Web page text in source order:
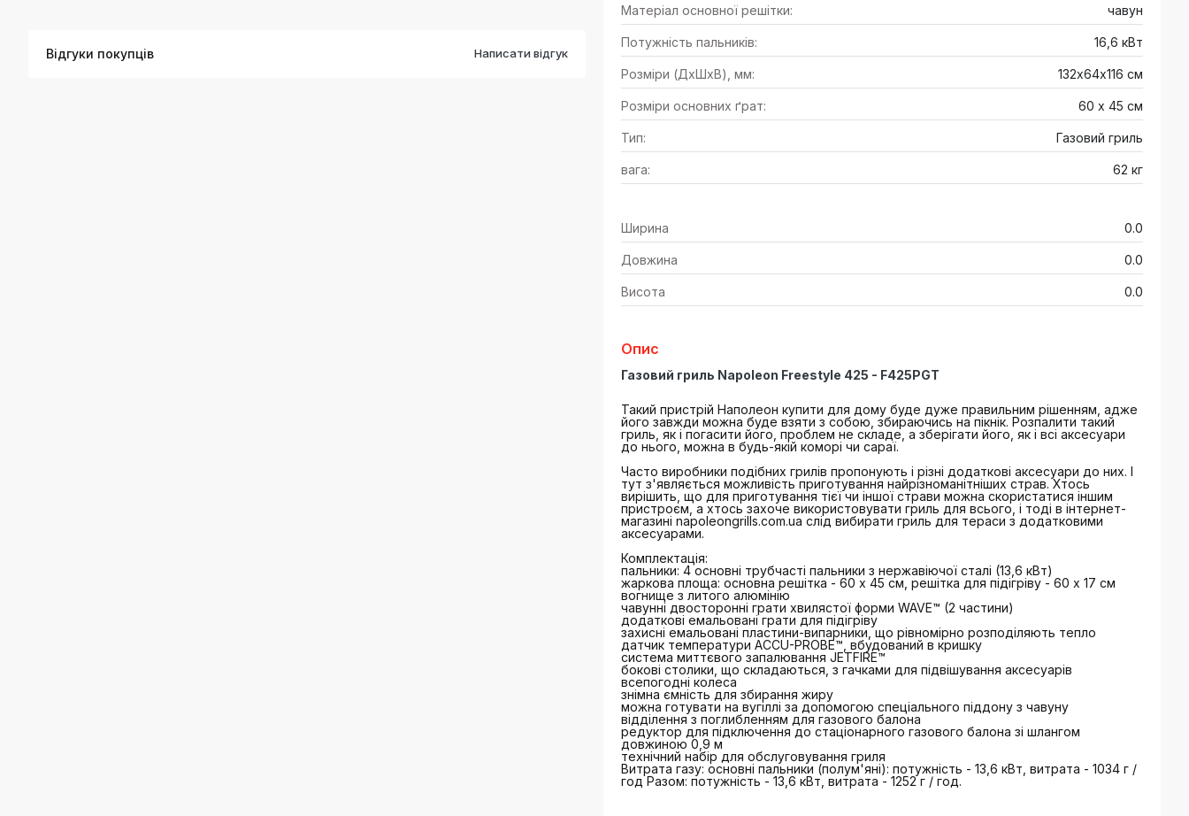
Відгуки покупців Написати відгук
Матеріал основної решітки: чавун
Потужність пальників: 16,6 кВт
Розміри (ДхШхВ), мм: 132х64х116 см
Розміри основних ґрат: 60 х 45 см
Тип: Газовий гриль
вага: 62 кг
Ширина 0.0
Довжина 0.0
Висота 0.0
Опис
Газовий гриль Napoleon Freestyle 425 - F425PGT
Такий пристрій Наполеон купити для дому буде дуже правильним рішенням, адже
його завжди можна буде взяти з собою, збираючись на пікнік. Розпалити такий
гриль, як і погасити його, проблем не складе, а зберігати його, як і всі аксесуари
до нього, можна в будь-якій коморі чи сараї.
Часто виробники подібних грилів пропонують і різні додаткові аксесуари до них. І
тут з'являється можливість приготування найрізноманітніших страв. Хтось
вирішить, що для приготування тієї чи іншої страви можна скористатися іншим
пристроєм, а хтось захоче використовувати гриль для всього, і тоді в інтернет-
магазині napoleongrills.com.ua слід вибирати гриль для тераси з додатковими
аксесуарами.
Комплектація:
пальники: 4 основні трубчасті пальники з нержавіючої сталі (13,6 кВт)
жаркова площа: основна решітка - 60 х 45 см, решітка для підігріву - 60 х 17 см
вогнище з литого алюмінію
чавунні двосторонні грати хвилястої форми WAVE™ (2 частини)
додаткові емальовані грати для підігріву
захисні емальовані пластини-випарники, що рівномірно розподіляють тепло
датчик температури ACCU-PROBE™, вбудований в кришку
система миттєвого запалювання JETFIRE™
бокові столики, що складаються, з гачками для підвішування аксесуарів
всепогодні колеса
знімна ємність для збирання жиру
можна готувати на вугіллі за допомогою спеціального піддону з чавуну
відділення з поглибленням для газового балона
редуктор для підключення до стаціонарного газового балона зі шлангом
довжиною 0,9 м
технічний набір для обслуговування гриля
Витрата газу: основні пальники (полум'яні): потужність - 13,6 кВт, витрата - 1034 г /
год Разом: потужність - 13,6 кВт, витрата - 1252 г / год.